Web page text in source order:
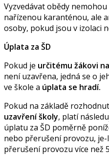
Vyzvedávat obědy
nařízenou karanténou, ale
osoby, pokud jsou v izolaci
Úplata za ŠD
Pokud je určitému žákovi
není uzavřena, jedná se o
ve škole a úplata se hradí.
Pokud na základě
uzavření školy, platí
úplatu za ŠD poměrně
nebo přerušení provozu,
přerušení provozu více než